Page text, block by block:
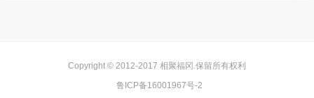
Copyright © 2012-2017 相聚福冈.保留所有权利
鲁ICP备16001967号-2